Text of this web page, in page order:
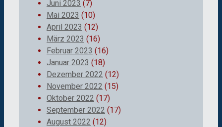
Juni 2023 (7)
Mai 2023 (10)
April 2023 (12)
März 2023 (16)
Februar 2023 (16)
Januar 2023 (18)
Dezember 2022 (12)
November 2022 (15)
Oktober 2022 (17)
September 2022 (17)
August 2022 (12)